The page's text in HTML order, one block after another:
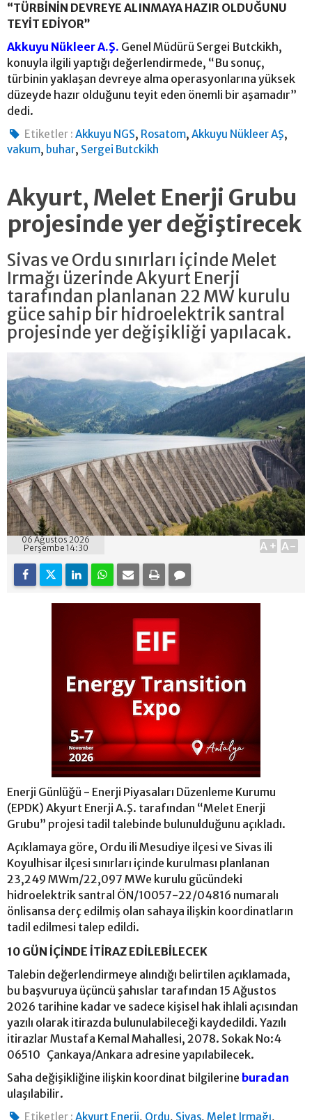
“TÜRBİNİN DEVREYE ALINMAYA HAZIR OLDUĞUNU
TEYİT EDİYOR”
Akkuyu Nükleer A.Ş. Genel Müdürü Sergei Butckikh,
konuyla ilgili yaptığı değerlendirmede, “Bu sonuç,
türbinin yaklaşan devreye alma operasyonlarına yüksek
düzeyde hazır olduğunu teyit eden önemli bir aşamadır”
dedi.
Etiketler : Akkuyu NGS, Rosatom,Akkuyu Nükleer AŞ,
vakum, buhar, Sergei Butckikh
Akyurt, Melet Enerji Grubu
projesinde yer değiştirecek
Sivas ve Ordu sınırları içinde Melet
Irmağı üzerinde Akyurt Enerji
tarafından planlanan 22 MW kurulu
güce sahip bir hidroelektrik santral
projesinde yer değişikliği yapılacak.
06 Ağustos 2026
Perşembe 14:30
A+ A-
Enerji Günlüğü - Enerji Piyasaları Düzenleme Kurumu
(EPDK) Akyurt Enerji A.Ş. tarafından “Melet Enerji
Grubu” projesi tadil talebinde bulunulduğunu açıkladı.
Açıklamaya göre, Ordu ili Mesudiye ilçesi ve Sivas ili
Koyulhisar ilçesi sınırları içinde kurulması planlanan
23,249 MWm/22,097 MWe kurulu gücündeki
hidroelektrik santral ÖN/10057-22/04816 numaralı
önlisansa derç edilmiş olan sahaya ilişkin koordinatların
tadil edilmesi talep edildi.
10 GÜN İÇİNDE İTİRAZ EDİLEBİLECEK
Talebin değerlendirmeye alındığı belirtilen açıklamada,
bu başvuruya üçüncü şahıslar tarafından 15 Ağustos
2026 tarihine kadar ve sadece kişisel hak ihlali açısından
yazılı olarak itirazda bulunulabileceği kaydedildi. Yazılı
itirazlar Mustafa Kemal Mahallesi, 2078. Sokak No:4
06510 Çankaya/Ankara adresine yapılabilecek.
Saha değişikliğine ilişkin koordinat bilgilerine buradan
ulaşılabilir.
Etiketler : Akyurt Enerji, Ordu, Sivas,Melet Irmağı,